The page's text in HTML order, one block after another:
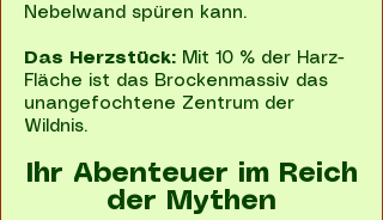
Nebelwand spüren kann.
Das Herzstück: Mit 10 % der Harz-
Fläche ist das Brockenmassiv das
unangefochtene Zentrum der
Wildnis.
Ihr Abenteuer im Reich
der Mythen